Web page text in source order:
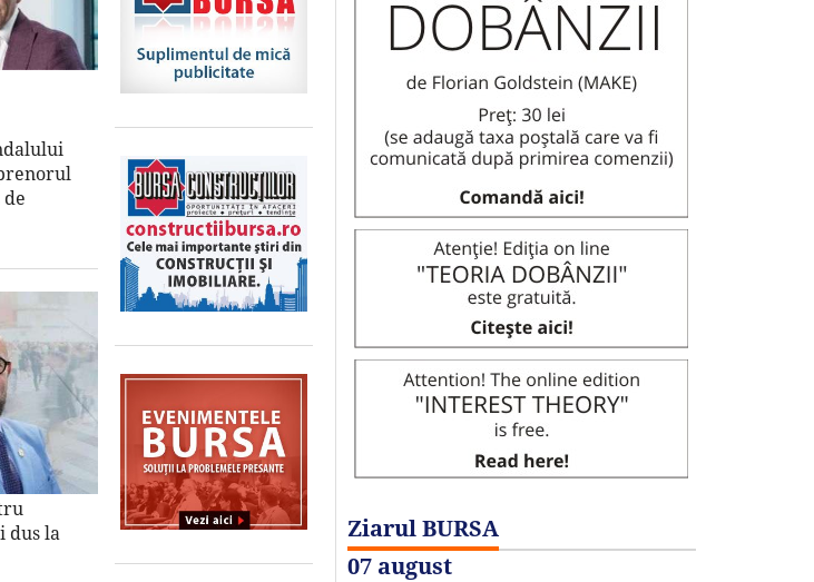
dus la
Ziarul BURSA
07 august